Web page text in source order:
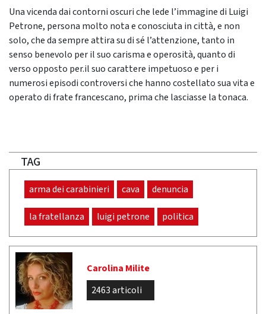
Una vicenda dai contorni oscuri che lede l’immagine di Luigi
Petrone, persona molto nota e conosciuta in città, e non
solo, che da sempre attira su di sé l’attenzione, tanto in
senso benevolo per il suo carisma e operosità, quanto di
verso opposto per.il suo carattere impetuoso e per i
numerosi episodi controversi che hanno costellato sua vita e
operato di frate francescano, prima che lasciasse la tonaca.
TAG
arma dei carabinieri cava denuncia
la fratellanza luigi petrone politica
Carolina Milite
2463 articoli